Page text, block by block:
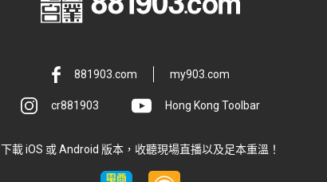
881903.com my903.com
cr881903 Hong Kong Toolbar
下載 iOS 或 Android 版本，收聽現場直播以及足本重溫！